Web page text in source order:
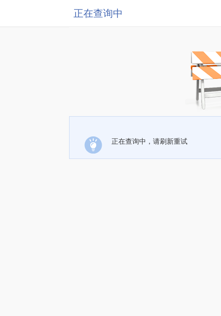
正在查询中
正在查询中，请刷新重试